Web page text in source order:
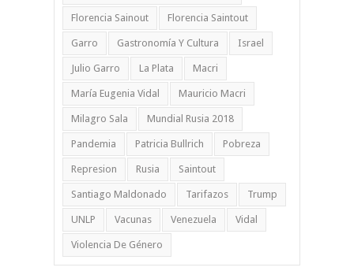
Florencia Sainout Florencia Saintout
Garro Gastronomía Y Cultura Israel
Julio Garro La Plata Macri
María Eugenia Vidal Mauricio Macri
Milagro Sala Mundial Rusia 2018
Pandemia Patricia Bullrich Pobreza
Represion Rusia Saintout
Santiago Maldonado Tarifazos Trump
UNLP Vacunas Venezuela Vidal
Violencia De Género